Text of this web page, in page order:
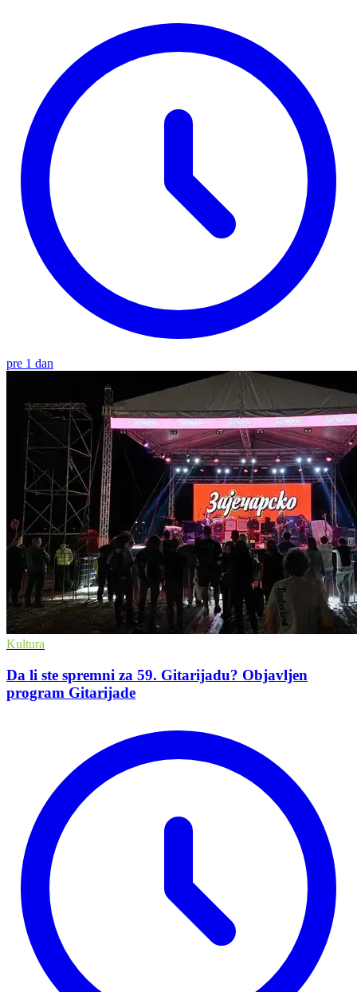
pre 1 dan
Kultura
Da li ste spremni za 59. Gitarijadu? Objavljen
program Gitarijade